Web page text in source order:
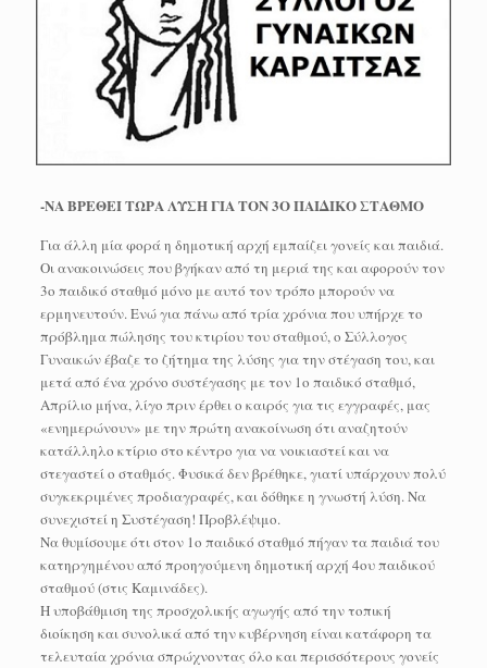
-ΝΑ ΒΡΕΘΕΙ ΤΩΡΑ ΛΥΣΗ ΓΙΑ ΤΟΝ 3Ο ΠΑΙΔΙΚΟ ΣΤΑΘΜΟ
Για άλλη μία φορά η δημοτική αρχή εμπαίζει γονείς και παιδιά.
Οι ανακοινώσεις που βγήκαν από τη μεριά της και αφορούν τον
3ο παιδικό σταθμό μόνο με αυτό τον τρόπο μπορούν να
ερμηνευτούν. Ενώ για πάνω από τρία χρόνια που υπήρχε το
πρόβλημα πώλησης του κτιρίου του σταθμού, ο Σύλλογος
Γυναικών έβαζε το ζήτημα της λύσης για την στέγαση του, και
μετά από ένα χρόνο συστέγασης με τον 1ο παιδικό σταθμό,
Απρίλιο μήνα, λίγο πριν έρθει ο καιρός για τις εγγραφές, μας
«ενημερώνουν» με την πρώτη ανακοίνωση ότι αναζητούν
κατάλληλο κτίριο στο κέντρο για να νοικιαστεί και να
στεγαστεί ο σταθμός. Φυσικά δεν βρέθηκε, γιατί υπάρχουν πολύ
συγκεκριμένες προδιαγραφές, και δόθηκε η γνωστή λύση. Να
συνεχιστεί η Συστέγαση! Προβλέψιμο.
Να θυμίσουμε ότι στον 1ο παιδικό σταθμό πήγαν τα παιδιά του
κατηργημένου από προηγούμενη δημοτική αρχή 4ου παιδικού
σταθμού (στις Καμινάδες).
Η υποβάθμιση της προσχολικής αγωγής από την τοπική
διοίκηση και συνολικά από την κυβέρνηση είναι κατάφορη τα
τελευταία χρόνια σπρώχνοντας όλο και περισσότερους γονείς